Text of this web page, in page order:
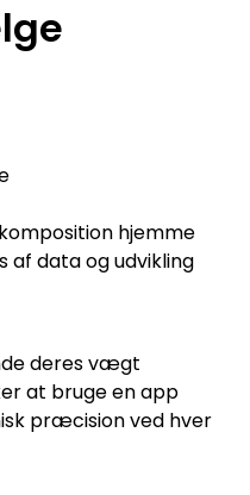
hjemme
af data og udvikling
deres vægt
at bruge en app
præcision ved hver